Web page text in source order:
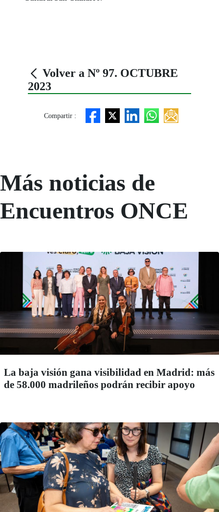
Volver a Nº 97. OCTUBRE
2023
Compartir :
Más noticias de
Encuentros ONCE
La baja visión gana visibilidad en Madrid: más
de 58.000 madrileños podrán recibir apoyo